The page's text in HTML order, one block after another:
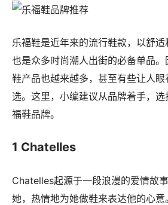
乐福鞋是近年来的流行鞋款，以舒适
也是众多时尚潮人出街的必备单品
鞋产品也越来越多，甚至有些让人
选。这里，小编建议从品牌着手，
福鞋品牌。
1 Chatelles
Chatelles起源于一段浪漫的爱情故
她，热情地为她做鞋来表达他的心